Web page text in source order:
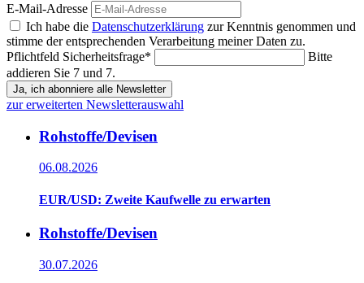
E-Mail-Adresse
Ich habe die Datenschutzerklärung zur Kenntnis genommen und
stimme der entsprechenden Verarbeitung meiner Daten zu.
Pflichtfeld Sicherheitsfrage*
Bitte
addieren Sie 7 und 7.
Ja, ich abonniere alle Newsletter
zur erweiterten Newsletterauswahl
Rohstoffe/Devisen
06.08.2026
EUR/USD: Zweite Kaufwelle zu erwarten
Rohstoffe/Devisen
30.07.2026